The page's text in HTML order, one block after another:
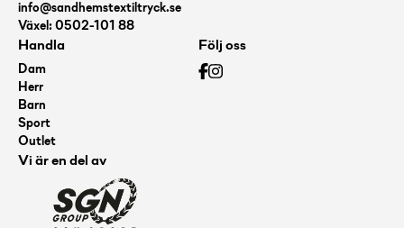
info@sandhemstextiltryck.se
Växel: 0502-101 88
Handla
Dam
Herr
Barn
Sport
Outlet
Följ oss
Vi är en del av